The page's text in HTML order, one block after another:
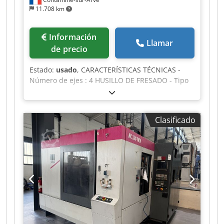
11.708 km
de precio
Llamar
Estado: usado, CARACTERÍSTICAS TÉCNICAS -
Número de ejes : 4 HUSILLO DE FRESADO - Tipo
de porta-herramienta : BBT 30 (Big-Plus) -
Potencia de husillo : 12 |kW] - Velocidad del
husillo : 10000 [Rev./min] EJES LINEALES -
Carreras ejes X/Y/Z : 500/400/330 [mm] -
Velocidades avances rápidos (X/Y/Z) : 54 [m/min]
- Velocidades avances trabajo (X/Y/Z) : 1-30.000
[mm/min] CAMBIADOR DE HERRAMIENTAS - Tipo
de cambiador de herramientas : Parapluie -
Capacidad del almacén de herramientas : 21
MESA - Dimensiones mesa : 650 x 400 [mm] -
Peso admisible en la mesa : 300 [Kg] - Distancia
mesa / extremo de husillo (míni./máxi.) : 250-580
[mm] ALIMENTACIÓN ELÉCTRICA - Tensión de
Clasificado